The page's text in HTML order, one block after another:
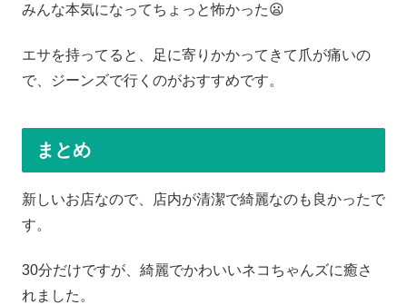
みんな本気になってちょっと怖かった😦
エサを持ってると、足に寄りかかってきて爪が痛いの
で、ジーンズで行くのがおすすめです。
まとめ
新しいお店なので、店内が清潔で綺麗なのも良かったで
す。
30分だけですが、綺麗でかわいいネコちゃんズに癒さ
れました。